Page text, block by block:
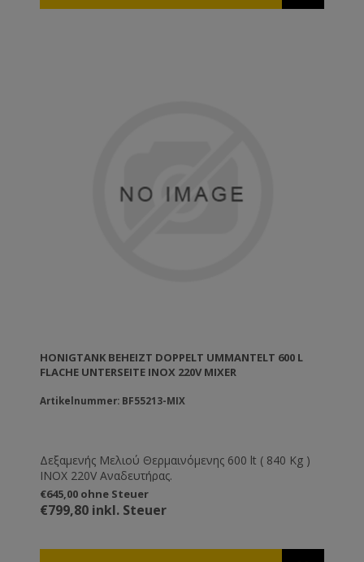
HONIGTANK BEHEIZT DOPPELT UMMANTELT 600 L
FLACHE UNTERSEITE INOX 220V MIXER
Artikelnummer: BF55213-MIX
Δεξαμενής Μελιού Θερμαινόμενης 600 lt ( 840 Kg )
ΙΝΟΧ 220V Αναδευτήρας.
€645,00 ohne Steuer
€799,80 inkl. Steuer